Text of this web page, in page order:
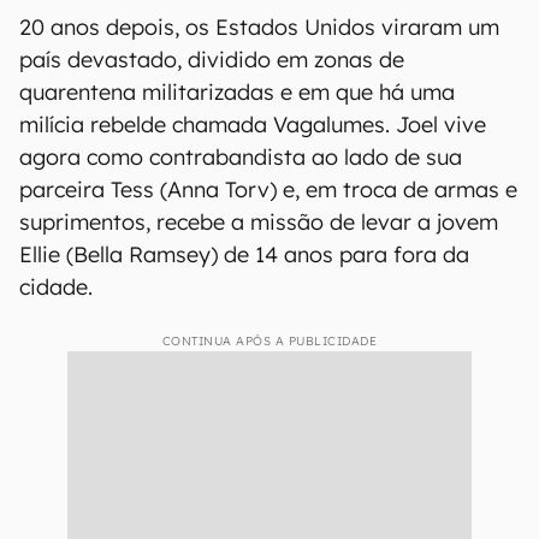
20 anos depois, os Estados Unidos viraram um
país devastado, dividido em zonas de
quarentena militarizadas e em que há uma
milícia rebelde chamada Vagalumes. Joel vive
agora como contrabandista ao lado de sua
parceira Tess (Anna Torv) e, em troca de armas e
suprimentos, recebe a missão de levar a jovem
Ellie (Bella Ramsey) de 14 anos para fora da
cidade.
CONTINUA APÓS A PUBLICIDADE